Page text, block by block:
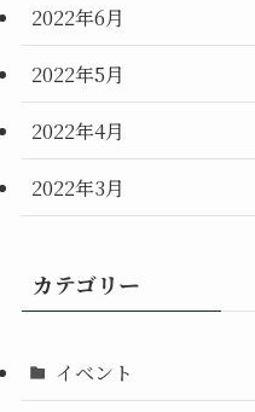
2022年6月
2022年5月
2022年4月
2022年3月
カテゴリー
イベント